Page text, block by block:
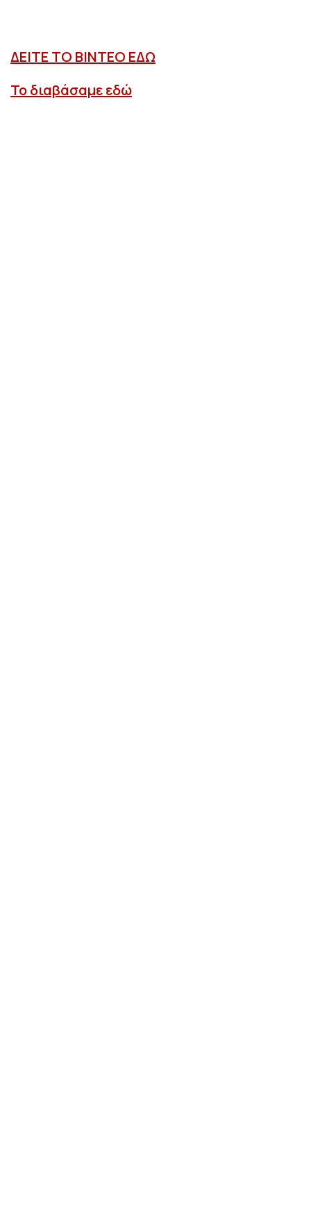
ΔΕΙΤΕ ΤΟ ΒΙΝΤΕΟ ΕΔΩ
Το διαβάσαμε εδώ